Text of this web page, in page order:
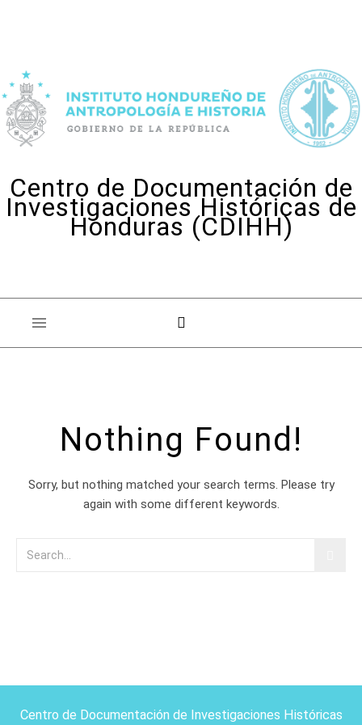
Centro de Documentación de
Investigaciones Históricas de
Honduras (CDIHH)
Nothing Found!
Sorry, but nothing matched your search terms. Please try
again with some different keywords.
Centro de Documentación de Investigaciones Históricas